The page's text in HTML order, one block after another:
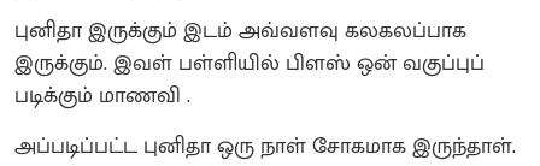
புனிதா இருக்கும் இடம் அவ்வளவு கலகலப்பாக
இருக்கும். இவள் பள்ளியில் பிளஸ் ஒன் வகுப்புப்
படிக்கும் மாணவி .
அப்படிப்பட்ட புனிதா ஒரு நாள் சோகமாக இருந்தாள்.